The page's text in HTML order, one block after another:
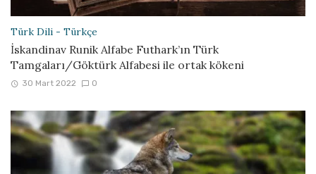
Türk Dili - Türkçe
İskandinav Runik Alfabe Futhark’ın Türk
Tamgaları/Göktürk Alfabesi ile ortak kökeni
30 Mart 2022 0